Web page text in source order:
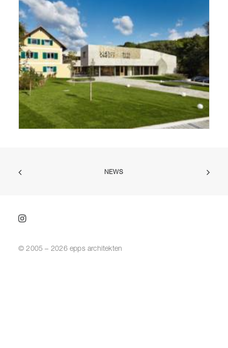
NEWS
© 2005 – 2026 epps architekten